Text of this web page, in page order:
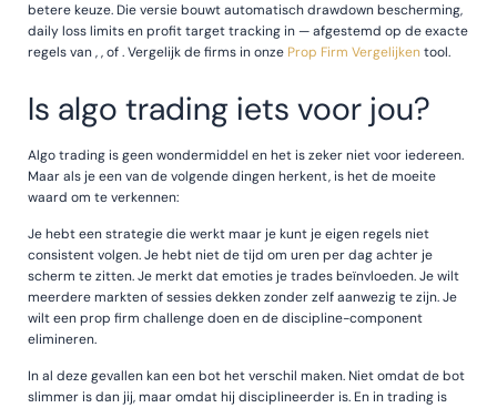
betere keuze. Die versie bouwt automatisch drawdown bescherming,
daily loss limits en profit target tracking in — afgestemd op de exacte
regels van , , of . Vergelijk de firms in onze Prop Firm Vergelijkentool.
Is algo trading iets voor jou?
Algo trading is geen wondermiddel en het is zeker niet voor iedereen.
Maar als je een van de volgende dingen herkent, is het de moeite
waard om te verkennen:
Je hebt een strategie die werkt maar je kunt je eigen regels niet
consistent volgen. Je hebt niet de tijd om uren per dag achter je
scherm te zitten. Je merkt dat emoties je trades beïnvloeden. Je wilt
meerdere markten of sessies dekken zonder zelf aanwezig te zijn. Je
wilt een prop firm challenge doen en de discipline-component
elimineren.
In al deze gevallen kan een bot het verschil maken. Niet omdat de bot
slimmer is dan jij, maar omdat hij disciplineerder is. En in trading is